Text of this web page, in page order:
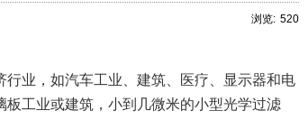
浏览: 520
业，如汽车工业、建筑、医疗、显示器和电
工业或建筑，小到几微米的小型光学过滤